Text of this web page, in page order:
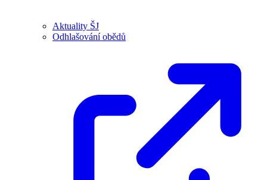
Aktuality ŠJ
Odhlašování obědů